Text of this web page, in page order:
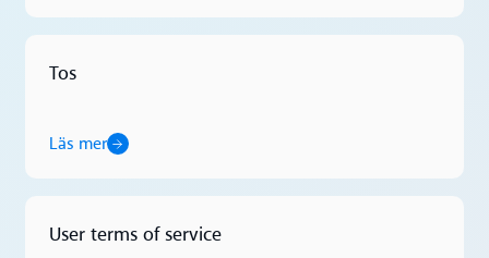
Tos
Läs mer
Läs mer
User terms of service
Läs mer